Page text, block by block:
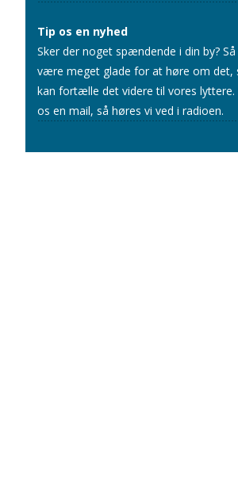
Tip os en nyhed
Sker der noget spændende i din by? Så
være meget glade for at høre om det,
kan fortælle det videre til vores lyttere.
os en mail, så høres vi ved i radioen.